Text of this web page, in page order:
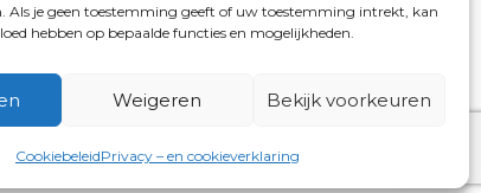
Als je geen toestemming geeft of uw toestemming intrekt, kan
hebben op bepaalde functies en mogelijkheden.
Weigeren Bekijk voorkeuren
CookiebeleidPrivacy – en cookieverklaring